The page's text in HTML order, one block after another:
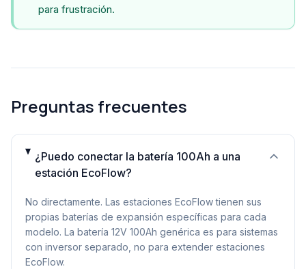
para frustración.
Preguntas frecuentes
¿Puedo conectar la batería 100Ah a una
estación EcoFlow?
No directamente. Las estaciones EcoFlow tienen sus
propias baterías de expansión específicas para cada
modelo. La batería 12V 100Ah genérica es para sistemas
con inversor separado, no para extender estaciones
EcoFlow.